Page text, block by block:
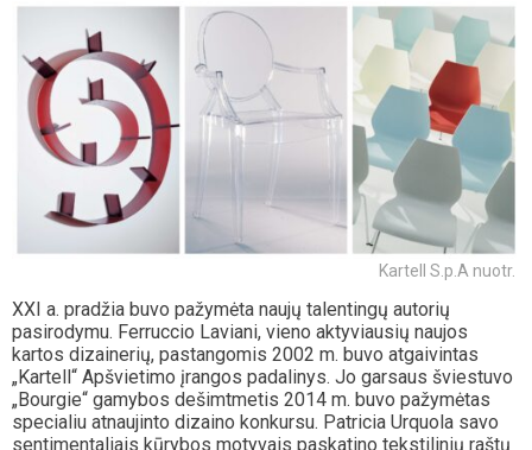
Kartell S.p.A nuotr.
XXI a. pradžia buvo pažymėta naujų talentingų autorių
pasirodymu. Ferruccio Laviani, vieno aktyviausių naujos
kartos dizainerių, pastangomis 2002 m. buvo atgaivintas
„Kartell“ Apšvietimo įrangos padalinys. Jo garsaus šviestuvo
„Bourgie“ gamybos dešimtmetis 2014 m. buvo pažymėtas
specialiu atnaujinto dizaino konkursu. Patricia Urquola savo
sentimentaliais kūrybos motyvais paskatino tekstilinių raštų